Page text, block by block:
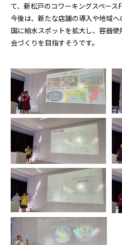
て、新松戸のコワーキングスペース
今後は、新たな店舗の導入や地域
国に給水スポットを拡大し、容器
会づくりを目指すそうです。